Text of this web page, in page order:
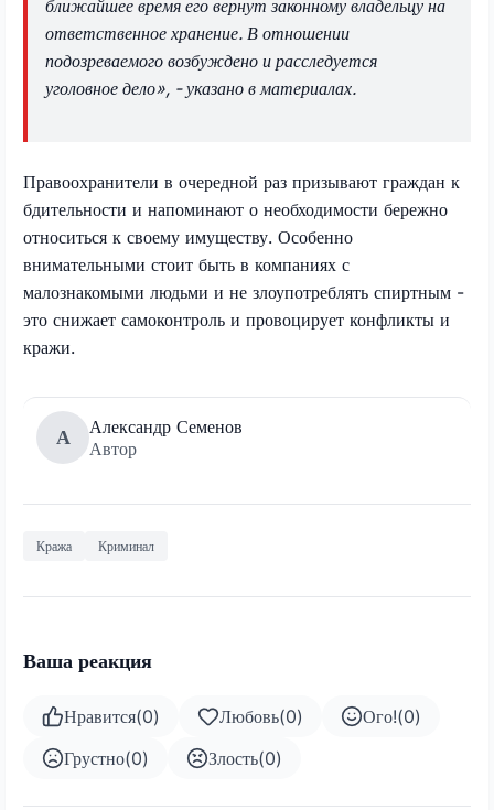
ближайшее время его вернут законному владельцу на
ответственное хранение. В отношении
подозреваемого возбуждено и расследуется
уголовное дело», - указано в материалах.
Правоохранители в очередной раз призывают граждан к
бдительности и напоминают о необходимости бережно
относиться к своему имуществу. Особенно
внимательными стоит быть в компаниях с
малознакомыми людьми и не злоупотреблять спиртным -
это снижает самоконтроль и провоцирует конфликты и
кражи.
А
Александр Семенов
Автор
Кража Криминал
Ваша реакция
Нравится(0) Любовь(0) Ого!(0)
Грустно(0) Злость(0)